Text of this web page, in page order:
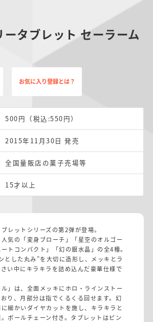
ータブレット セーラーム
お気に入り登録とは？
500円（税込:550円）
2015年11月30日 発売
全国量販店の菓子売場等
15才以上
レットシリーズの第2弾が登場。
気の「変身ブローチ」「星空のオルゴー
トコンパクト」「幻の銀水晶」の全4種。
とした丸み”を大切に造形し、メッキとラ
い中にキラキラを詰め込んだ豪華仕様で
ル」は、全面メッキにホロ・ラインストー
り、月部分は指でくるくる回せます。幻
細かいダイヤカットを施し、キラキラと
ボールチェーン付き。タブレットはピン